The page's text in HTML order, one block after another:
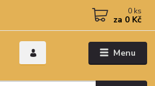
Menu
0 ks
za 0 Kč